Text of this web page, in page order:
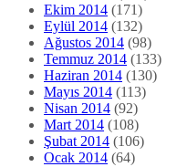
Ekim 2014 (171)
Eylül 2014 (132)
Ağustos 2014 (98)
Temmuz 2014 (133)
Haziran 2014 (130)
Mayıs 2014 (113)
Nisan 2014 (92)
Mart 2014 (108)
Şubat 2014 (106)
Ocak 2014 (64)